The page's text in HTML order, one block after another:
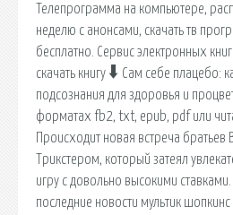
Телепрограмма на компьютере,
неделю с анонсами, скачать тв
бесплатно. Сервис электронных
скачать книгу 🠳 Сам себе плацебо:
подсознания для здоровья и
форматах fb2, txt, epub, pdf или
Происходит новая встреча братьев
Трикстером, который затеял
игру с довольно высокими
последние новости мультик